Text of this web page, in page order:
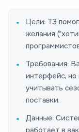
Цели: ТЗ
желания
Требования:
интерфейс, но
учитывать
поставки.
Данные: